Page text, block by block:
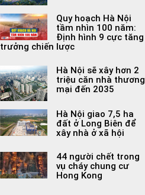
Quy hoạch Hà Nội
tầm nhìn 100 năm:
Định hình 9 cực tăng
trưởng chiến lược
Hà Nội sẽ xây hơn 2
triệu căn nhà thương
mại đến 2035
Hà Nội giao 7,5 ha
đất ở Long Biên để
xây nhà ở xã hội
44 người chết trong
vụ cháy chung cư
Hong Kong